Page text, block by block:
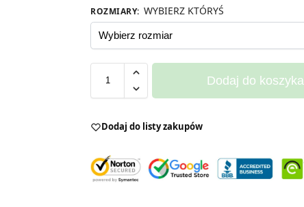
ROZMIARY: WYBIERZ KTÓRYŚ
Dodaj do koszyka
Dodaj do listy zakupów